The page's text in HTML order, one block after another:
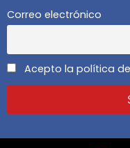
Correo electrónico
Acepto la política